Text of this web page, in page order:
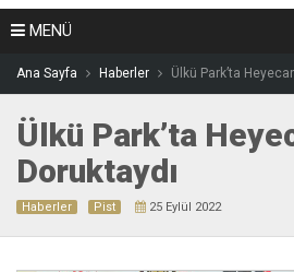
MENÜ
Ana Sayfa Haberler Ülkü Park’ta
Ülkü Park’ta
Doruktaydı
Haberler Pist 25 Eylül 2022